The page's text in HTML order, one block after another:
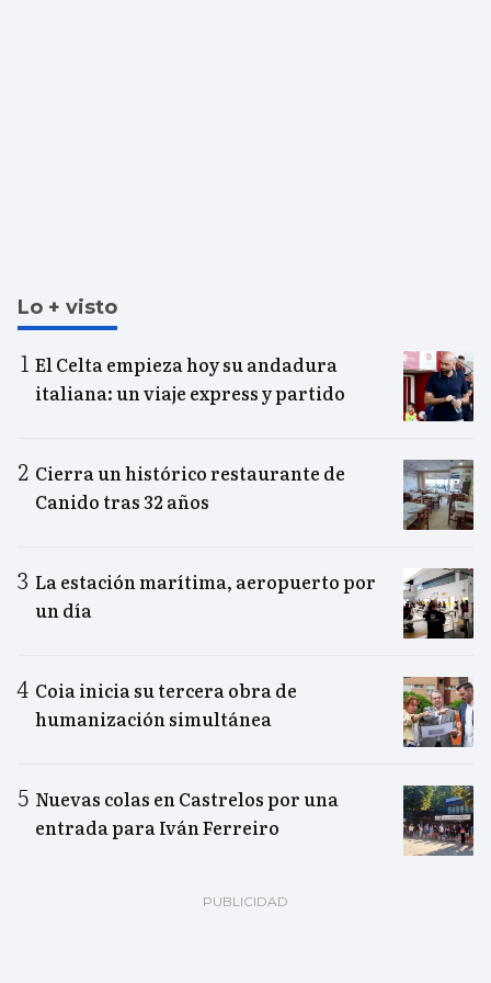
Lo + visto
El Celta empieza hoy su andadura
italiana: un viaje express y partido
Cierra un histórico restaurante de
Canido tras 32 años
La estación marítima, aeropuerto por
un día
Coia inicia su tercera obra de
humanización simultánea
Nuevas colas en Castrelos por una
entrada para Iván Ferreiro